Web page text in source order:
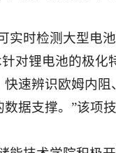
实时检测大型电
对锂电池的极化
速辨识欧姆内
据支撑。”该项